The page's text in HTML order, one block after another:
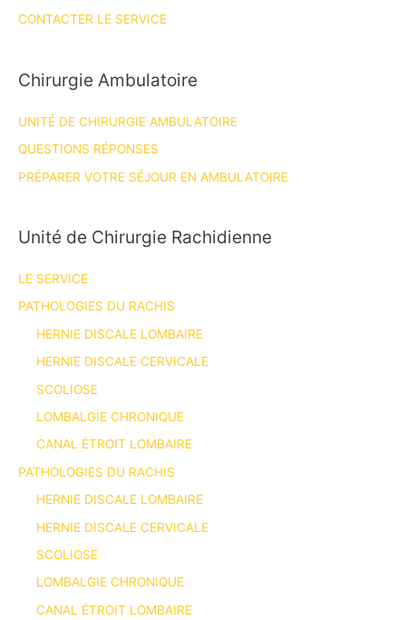
CONTACTER LE SERVICE
Chirurgie Ambulatoire
UNITÉ DE CHIRURGIE AMBULATOIRE
QUESTIONS RÉPONSES
PRÉPARER VOTRE SÉJOUR EN AMBULATOIRE
Unité de Chirurgie Rachidienne
LE SERVICE
PATHOLOGIES DU RACHIS
HERNIE DISCALE LOMBAIRE
HERNIE DISCALE CERVICALE
SCOLIOSE
LOMBALGIE CHRONIQUE
CANAL ÉTROIT LOMBAIRE
PATHOLOGIES DU RACHIS
HERNIE DISCALE LOMBAIRE
HERNIE DISCALE CERVICALE
SCOLIOSE
LOMBALGIE CHRONIQUE
CANAL ÉTROIT LOMBAIRE